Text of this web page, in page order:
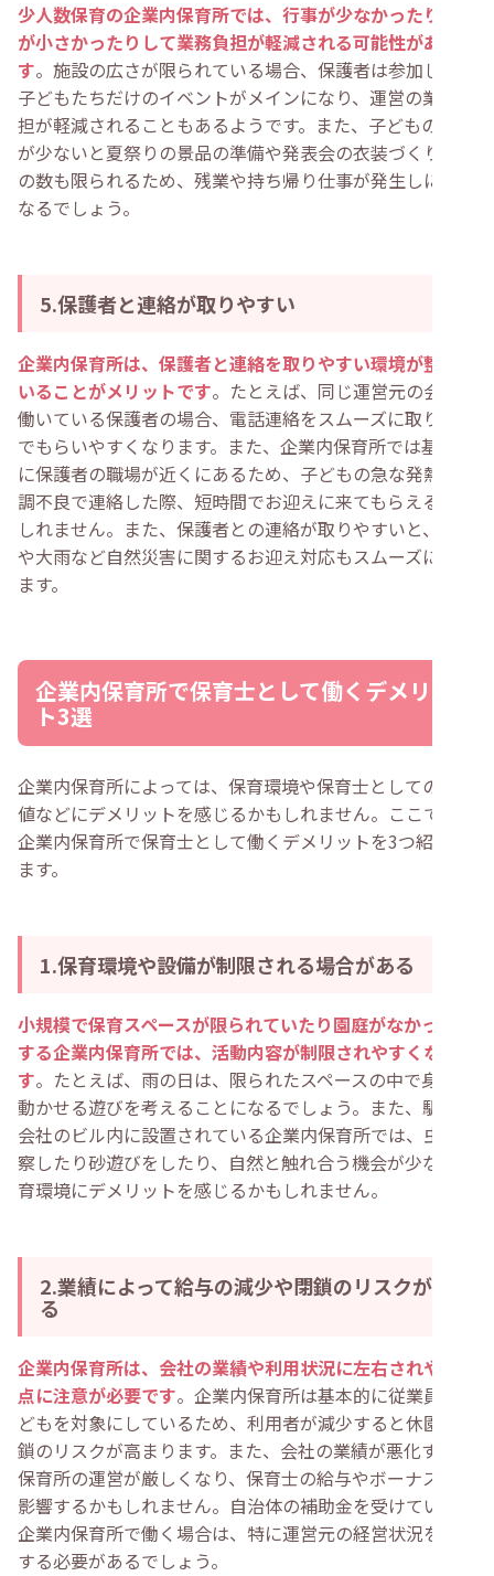
少人数保育の企業内保育所では、行事が少なかったり規模
が小さかったりして業務負担が軽減される可能性がありま
す。施設の広さが限られている場合、保護者は参加しない
子どもたちだけのイベントがメインになり、運営の業務負
担が軽減されることもあるようです。また、子どもの人数
が少ないと夏祭りの景品の準備や発表会の衣装づくりなど
の数も限られるため、残業や持ち帰り仕事が発生しにくく
なるでしょう。
5.保護者と連絡が取りやすい
企業内保育所は、保護者と連絡を取りやすい環境が整って
いることがメリットです。たとえば、同じ運営元の会社で
働いている保護者の場合、電話連絡をスムーズに取り次い
でもらいやすくなります。また、企業内保育所では基本的
に保護者の職場が近くにあるため、子どもの急な発熱や体
調不良で連絡した際、短時間でお迎えに来てもらえるかも
しれません。また、保護者との連絡が取りやすいと、地震
や大雨など自然災害に関するお迎え対応もスムーズになり
ます。
企業内保育所で保育士として働くデメリッ
ト3選
企業内保育所によっては、保育環境や保育士としての経験
値などにデメリットを感じるかもしれません。ここでは、
企業内保育所で保育士として働くデメリットを3つ紹介し
ます。
1.保育環境や設備が制限される場合がある
小規模で保育スペースが限られていたり園庭がなかったり
する企業内保育所では、活動内容が制限されやすくなりま
す。たとえば、雨の日は、限られたスペースの中で身体を
動かせる遊びを考えることになるでしょう。また、駅前や
会社のビル内に設置されている企業内保育所では、虫を観
察したり砂遊びをしたり、自然と触れ合う機会が少ない保
育環境にデメリットを感じるかもしれません。
2.業績によって給与の減少や閉鎖のリスクがあ
る
企業内保育所は、会社の業績や利用状況に左右されやすい
点に注意が必要です。企業内保育所は基本的に従業員の子
どもを対象にしているため、利用者が減少すると休園や閉
鎖のリスクが高まります。また、会社の業績が悪化すると
保育所の運営が厳しくなり、保育士の給与やボーナスにも
影響するかもしれません。自治体の補助金を受けていない
企業内保育所で働く場合は、特に運営元の経営状況を注視
する必要があるでしょう。